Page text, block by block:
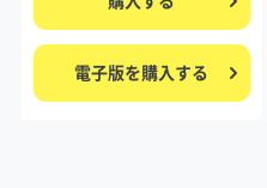
電子版を購入する